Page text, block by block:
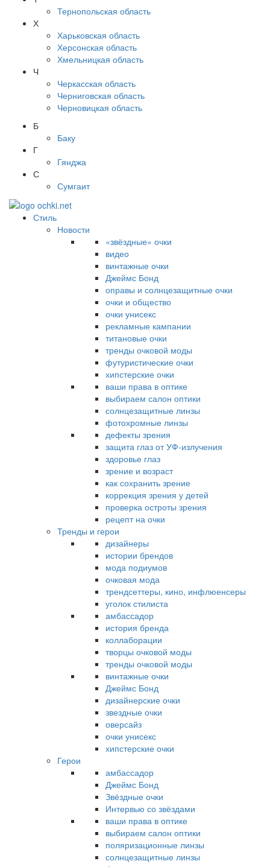
Тернопольская область
Х
Харьковская область
Херсонская область
Хмельницкая область
Ч
Черкасская область
Черниговская область
Черновицкая область
Б
Баку
Г
Гянджа
С
Сумгаит
Стиль
Новости
«звёздные» очки
видео
винтажные очки
Джеймс Бонд
оправы и солнцезащитные очки
очки и общество
очки унисекс
рекламные кампании
титановые очки
тренды очковой моды
футуристические очки
хипстерские очки
ваши права в оптике
выбираем салон оптики
солнцезащитные линзы
фотохромные линзы
дефекты зрения
защита глаз от УФ-излучения
здоровье глаз
зрение и возраст
как сохранить зрение
коррекция зрения у детей
проверка остроты зрения
рецепт на очки
Тренды и герои
дизайнеры
истории брендов
мода подиумов
очковая мода
трендсеттеры, кино, инфлюенсеры
уголок стилиста
амбассадор
история бренда
коллаборации
творцы очковой моды
тренды очковой моды
винтажные очки
Джеймс Бонд
дизайнерские очки
звездные очки
оверсайз
очки унисекс
хипстерские очки
Герои
амбассадор
Джеймс Бонд
Звёздные очки
Интервью со звёздами
ваши права в оптике
выбираем салон оптики
поляризационные линзы
солнцезащитные линзы